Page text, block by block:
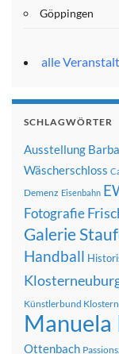
Göppingen
alle
SCHLAGWÖRTER
Ausstellung
Wäscherschloss
Demenz Eisenbahn
Fotografie
Galerie
Handball
Künstlerbund
Manuela
Ottenbach